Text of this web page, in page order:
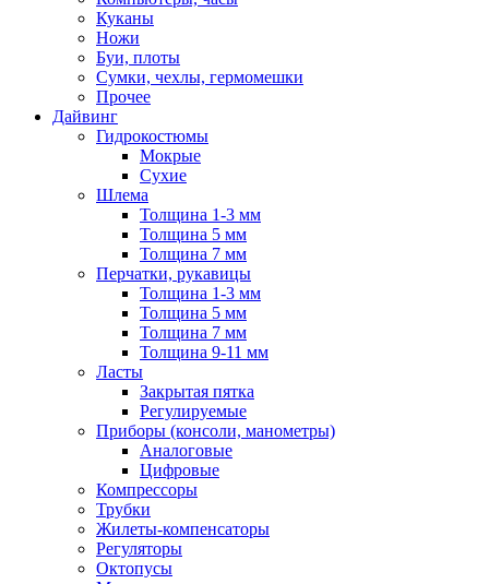
Куканы
Ножи
Буи, плоты
Сумки, чехлы, гермомешки
Прочее
Дайвинг
Гидрокостюмы
Мокрые
Сухие
Шлема
Толщина 1-3 мм
Толщина 5 мм
Толщина 7 мм
Перчатки, рукавицы
Толщина 1-3 мм
Толщина 5 мм
Толщина 7 мм
Толщина 9-11 мм
Ласты
Закрытая пятка
Регулируемые
Приборы (консоли, манометры)
Аналоговые
Цифровые
Компрессоры
Трубки
Жилеты-компенсаторы
Регуляторы
Октопусы